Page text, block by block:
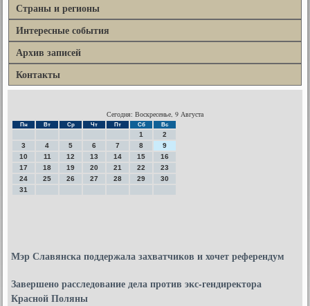
Страны и регионы
Интересные события
Архив записей
Контакты
Сегодня: Воскресенье, 9 Августа
Пн Вт Ср Чт Пт Сб Вс
1
2
3
4 5 6 7 8
9
10
11 12 13 14 15
16
17
18 19 20 21 22
23
24
25 26 27 28 29
30
31
Мэр Славянска поддержала захватчиков и хочет референдум
Завершено расследование дела против экс-гендиректора
Красной Поляны